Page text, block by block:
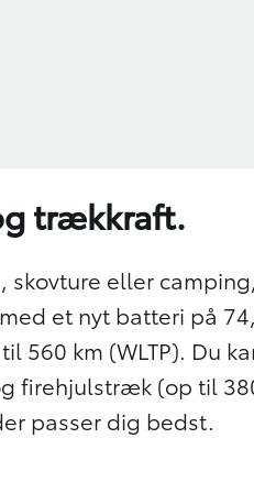
trækkraft.
skovture eller
et nyt batteri på
560 km (WLTP). Du
firehjulstræk (op til
passer dig bedst.